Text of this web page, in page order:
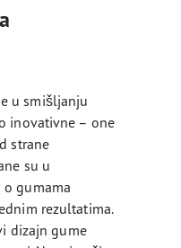
u smišljanju
inovativne – one
strane
su u
gumama
rezultatima.
dizajn gume